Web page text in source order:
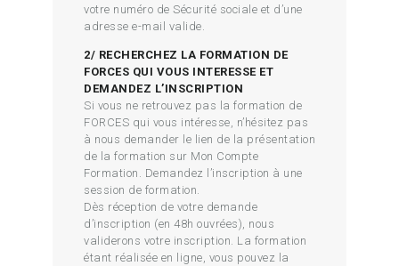
votre numéro de Sécurité sociale et d’une
adresse e-mail valide.
2/ RECHERCHEZ LA FORMATION DE
FORCES QUI VOUS INTERESSE ET
DEMANDEZ L’INSCRIPTION
Si vous ne retrouvez pas la formation de
FORCES qui vous intéresse, n’hésitez pas
à nous demander le lien de la présentation
de la formation sur Mon Compte
Formation. Demandez l’inscription à une
session de formation.
Dès réception de votre demande
d’inscription (en 48h ouvrées), nous
validerons votre inscription. La formation
étant réalisée en ligne, vous pouvez la